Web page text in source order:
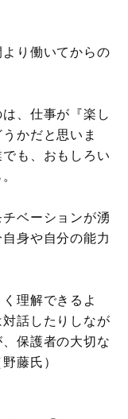
り働いてからの
、仕事が『楽し
かだと思いま
も、おもしろい
ベーションが湧
身や自分の能力
理解できるよ
話したりしなが
保護者の大切な
藤氏）